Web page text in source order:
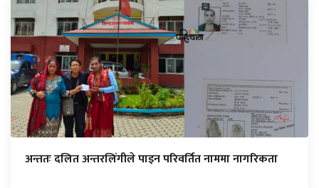
अन्ततः दलित अन्तरलिंगीले पाइन परिवर्तित नाममा नागरिकता